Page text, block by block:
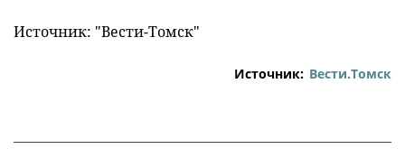
Источник: "Вести-Томск"
Источник: Вести.Томск